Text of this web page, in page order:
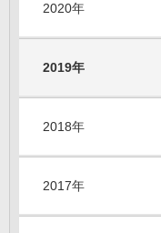
2020年
2019年
2018年
2017年